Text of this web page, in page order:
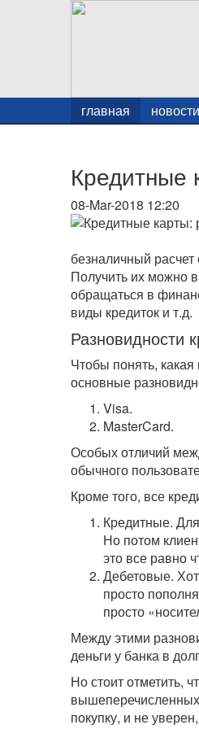
главная новости
Кредитные
08-Mar-2018 12:20
безналичный расчет
Получить их можно
обращаться в
виды кредиток и т.д.
Разновидности
Чтобы понять, какая
основные
Visa.
MasterCard.
Особых отличий
обычного
Кроме того, все
Кредитные.
Но потом
это все равно
Дебетовые.
просто
просто
Между этими
деньги у банка в
Но стоит отметить,
вышеперечисленных
покупку, и не